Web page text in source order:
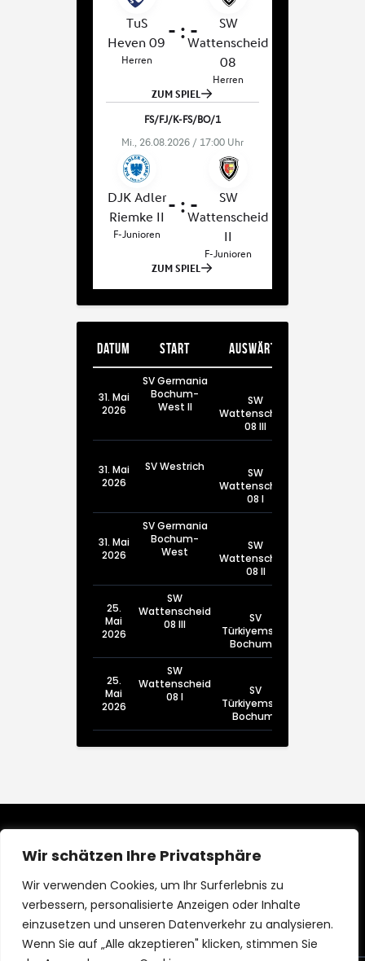
Wir schätzen Ihre Privatsphäre
Wir verwenden Cookies, um Ihr Surferlebnis zu
verbessern, personalisierte Anzeigen oder Inhalte
einzusetzen und unseren Datenverkehr zu analysieren.
Wenn Sie auf „Alle akzeptieren" klicken, stimmen Sie
Datum Start Auswärts
31. Mai
2026
SV Germania
Bochum-
West II
SW
Wattenscheid
08 III
31. Mai
2026
SV Westrich
SW
Wattenscheid
08 I
31. Mai
2026
SV Germania
Bochum-
West
SW
Wattenscheid
08 II
25.
Mai
2026
SW
Wattenscheid
08 III
SV
Türkiyemspor
Bochum III
25.
Mai
2026
SW
Wattenscheid
08 I
SV
Türkiyemspor
Bochum I